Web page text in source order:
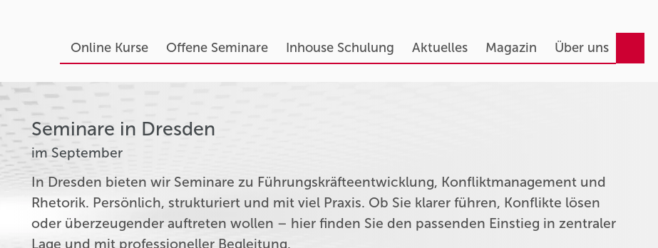
Online Kurse Offene Seminare Inhouse Schulung Aktuelles Magazin Über uns
Seminare in Dresden
im September
In Dresden bieten wir Seminare zu Führungskräfteentwicklung, Konfliktmanagement und
Rhetorik. Persönlich, strukturiert und mit viel Praxis. Ob Sie klarer führen, Konflikte lösen
oder überzeugender auftreten wollen – hier finden Sie den passenden Einstieg in zentraler
Lage und mit professioneller Begleitung.